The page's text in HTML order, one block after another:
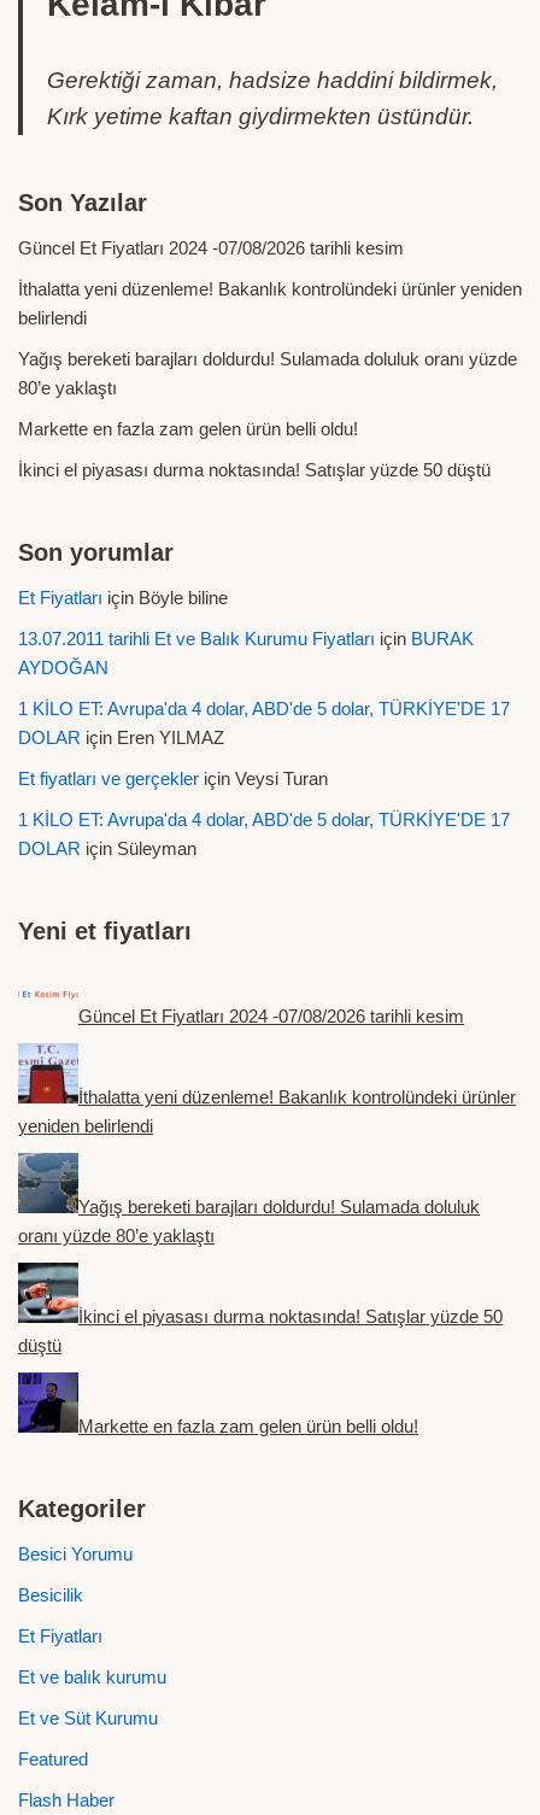
Gerektiği zaman, hadsize haddini bildirmek,
Kırk yetime kaftan giydirmekten üstündür.
Son Yazılar
Güncel Et Fiyatları 2024 -07/08/2026 tarihli kesim
İthalatta yeni düzenleme! Bakanlık kontrolündeki ürünler yeniden
belirlendi
Yağış bereketi barajları doldurdu! Sulamada doluluk oranı yüzde
80’e yaklaştı
Markette en fazla zam gelen ürün belli oldu!
İkinci el piyasası durma noktasında! Satışlar yüzde 50 düştü
Son yorumlar
Et Fiyatları için Böyle biline
13.07.2011 tarihli Et ve Balık Kurumu Fiyatları için BURAK
AYDOĞAN
1 KİLO ET: Avrupa'da 4 dolar, ABD'de 5 dolar, TÜRKİYE'DE 17
DOLAR için Eren YILMAZ
Et fiyatları ve gerçekler için Veysi Turan
1 KİLO ET: Avrupa'da 4 dolar, ABD'de 5 dolar, TÜRKİYE'DE 17
DOLAR için Süleyman
Yeni et fiyatları
Güncel Et Fiyatları 2024 -07/08/2026 tarihli kesim
İthalatta yeni düzenleme! Bakanlık kontrolündeki ürünler
yeniden belirlendi
Yağış bereketi barajları doldurdu! Sulamada doluluk
oranı yüzde 80’e yaklaştı
İkinci el piyasası durma noktasında! Satışlar yüzde 50
düştü
Markette en fazla zam gelen ürün belli oldu!
Kategoriler
Besici Yorumu
Besicilik
Et Fiyatları
Et ve balık kurumu
Et ve Süt Kurumu
Featured
Flash Haber